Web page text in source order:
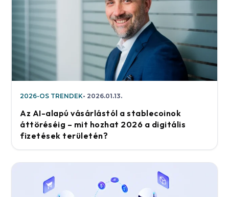
2026-OS TRENDEK 2026.01.13.
Az AI-alapú vásárlástól a stablecoinok
áttöréséig – mit hozhat 2026 a digitális
fizetések területén?